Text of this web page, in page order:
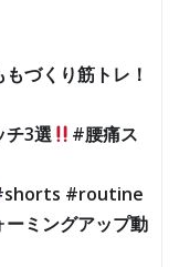
づくり筋トレ！
チ3選
#腰痛ス
#routine
ミングアップ動